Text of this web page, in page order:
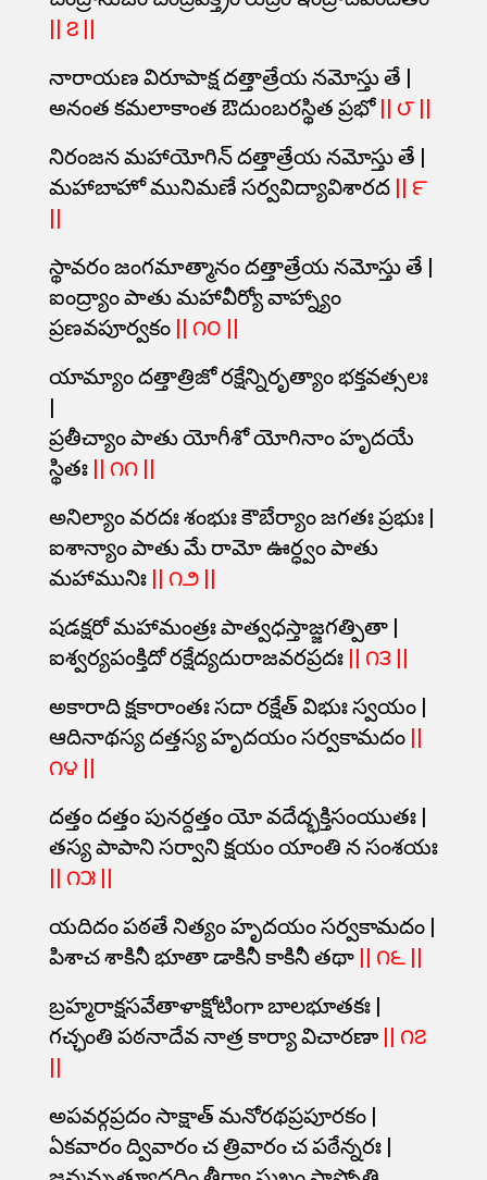
|| ౭ ||
నారాయణ విరూపాక్ష దత్తాత్రేయ నమోస్తు తే |
అనంత కమలాకాంత ఔదుంబరస్థిత ప్రభో|| ౮ ||
నిరంజన మహాయోగిన్ దత్తాత్రేయ నమోస్తు తే |
మహాబాహో మునిమణే సర్వవిద్యావిశారద || ౯
||
స్థావరం జంగమాత్మానం దత్తాత్రేయ నమోస్తు తే |
ఐంద్ర్యాం పాతు మహావీర్యో వాహ్న్యాం
ప్రణవపూర్వకం || ౧౦ ||
యామ్యాం దత్తాత్రిజో రక్షేన్నిరృత్యాం భక్తవత్సలః
|
ప్రతీచ్యాం పాతు యోగీశో యోగినాం హృదయే
స్థితః || ౧౧ ||
అనిల్యాం వరదః శంభుః కౌబేర్యాం జగతః ప్రభుః |
ఐశాన్యాం పాతు మే రామో ఊర్ధ్వం పాతు
మహామునిః || ౧౨ ||
షడక్షరో మహామంత్రః పాత్వధస్తాజ్జగత్పితా |
ఐశ్వర్యపంక్తిదో రక్షేద్యదురాజవరప్రదః || ౧౩ ||
అకారాది క్షకారాంతః సదా రక్షేత్ విభుః స్వయం |
ఆదినాథస్య దత్తస్య హృదయం సర్వకామదం ||
౧౪ ||
దత్తం దత్తం పునర్దత్తం యో వదేద్భక్తిసంయుతః |
తస్య పాపాని సర్వాని క్షయం యాంతి న సంశయః
|| ౧౫ ||
యదిదం పఠతే నిత్యం హృదయం సర్వకామదం |
పిశాచ శాకినీ భూతా డాకినీ కాకినీ తథా || ౧౬ ||
బ్రహ్మరాక్షసవేతాళాక్షోటింగా బాలభూతకః |
గచ్ఛంతి పఠనాదేవ నాత్ర కార్యా విచారణా || ౧౭
||
అపవర్గప్రదం సాక్షాత్ మనోరథప్రపూరకం |
ఏకవారం ద్వివారం చ త్రివారం చ పఠేన్నరః |